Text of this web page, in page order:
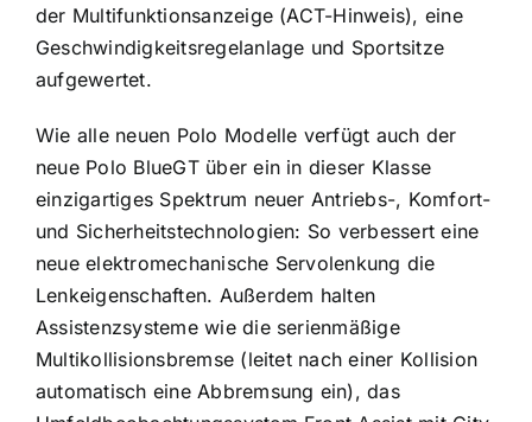
der Multifunktionsanzeige (ACT-Hinweis), eine
Geschwindigkeitsregelanlage und Sportsitze
aufgewertet.
Wie alle neuen Polo Modelle verfügt auch der
neue Polo BlueGT über ein in dieser Klasse
einzigartiges Spektrum neuer Antriebs-, Komfort-
und Sicherheitstechnologien: So verbessert eine
neue elektromechanische Servolenkung die
Lenkeigenschaften. Außerdem halten
Assistenzsysteme wie die serienmäßige
Multikollisionsbremse (leitet nach einer Kollision
automatisch eine Abbremsung ein), das